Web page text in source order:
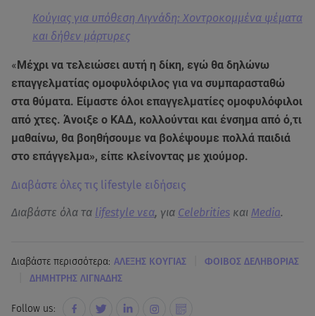
Κούγιας για υπόθεση Λιγνάδη: Χοντροκομμένα ψέματα
και δήθεν μάρτυρες
«Μέχρι να τελειώσει αυτή η δίκη, εγώ θα δηλώνω
επαγγελματίας ομοφυλόφιλος για να συμπαρασταθώ
στα θύματα. Είμαστε όλοι επαγγελματίες ομοφυλόφιλοι
από χτες. Άνοιξε ο ΚΑΔ, κολλούνται και ένσημα από ό,τι
μαθαίνω, θα βοηθήσουμε να βολέψουμε πολλά παιδιά
στο επάγγελμα», είπε κλείνοντας με χιούμορ.
Διαβάστε όλες τις lifestyle ειδήσεις
Διαβάστε όλα τα lifestyle νεα, για Celebrities και Media.
Διαβάστε περισσότερα: ΑΛΕΞΗΣ ΚΟΥΓΙΑΣ ΦΟΙΒΟΣ ΔΕΛΗΒΟΡΙΑΣ
ΔΗΜΗΤΡΗΣ ΛΙΓΝΑΔΗΣ
Follow us: